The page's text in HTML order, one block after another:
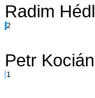
Radim Hédl
2
Petr Kocián
1